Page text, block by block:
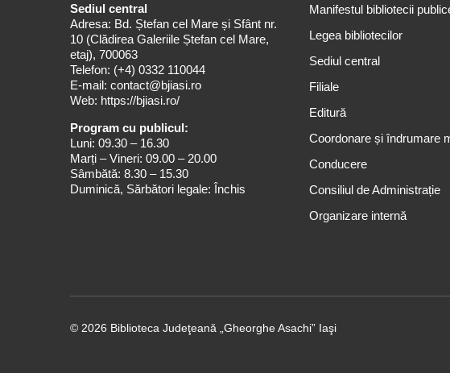
Sediul central
Adresa: Bd. Ștefan cel Mare și Sfânt nr.
10 (Clădirea Galeriile Ștefan cel Mare,
etaj), 700063
Telefon: (+4) 0332 110044
E-mail: contact@bjiasi.ro
Web: https://bjiasi.ro/
Program cu publicul:
Luni: 09.30 – 16.30
Marți – Vineri: 09.00 – 20.00
Sâmbătă: 8.30 – 15.30
Duminică, Sărbători legale: Închis
Manifestul bibliotecii
Legea bibliotecilor
Sediul central
Filiale
Editură
Coordonare și îndrumare
Conducere
Consiliul de Administrație
Organizare internă
© 2026 Biblioteca Judeţeană „Gheorghe Asachi” Iaşi